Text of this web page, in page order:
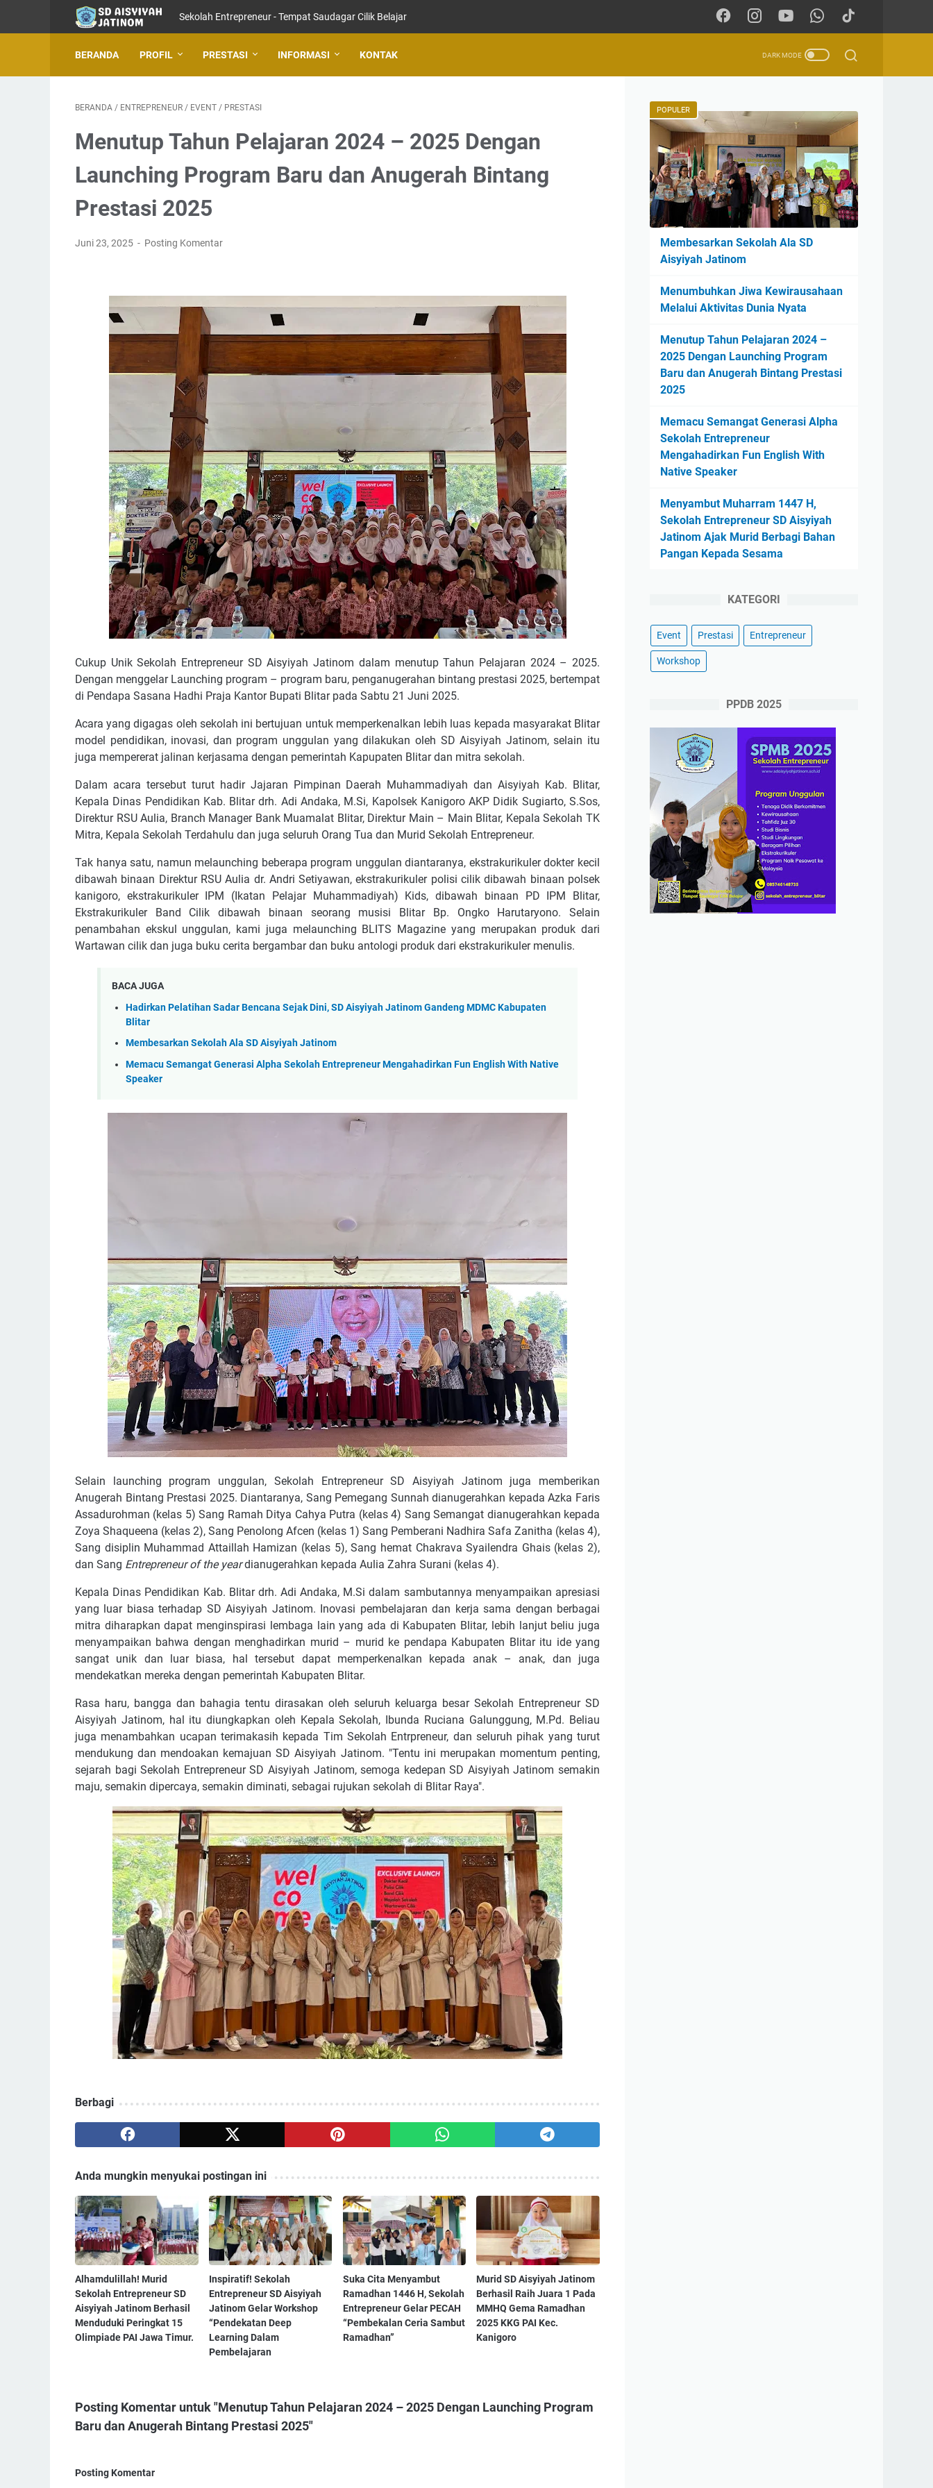
Sekolah Entrepreneur - Tempat Saudagar Cilik Belajar
BERANDA PROFIL PRESTASI INFORMASI KONTAK
BERANDA / ENTREPRENEUR / EVENT / PRESTASI
Menutup Tahun Pelajaran 2024 – 2025 Dengan
Launching Program Baru dan Anugerah Bintang
Prestasi 2025
Juni 23, 2025 Posting Komentar
Cukup Unik Sekolah Entrepreneur SD Aisyiyah Jatinom dalam menutup Tahun Pelajaran 2024 – 2025.
Dengan menggelar Launching program – program baru, penganugerahan bintang prestasi 2025, bertempat
di Pendapa Sasana Hadhi Praja Kantor Bupati Blitar pada Sabtu 21 Juni 2025.
Acara yang digagas oleh sekolah ini bertujuan untuk memperkenalkan lebih luas kepada masyarakat Blitar
model pendidikan, inovasi, dan program unggulan yang dilakukan oleh SD Aisyiyah Jatinom, selain itu
juga mempererat jalinan kerjasama dengan pemerintah Kapupaten Blitar dan mitra sekolah.
Dalam acara tersebut turut hadir Jajaran Pimpinan Daerah Muhammadiyah dan Aisyiyah Kab. Blitar,
Kepala Dinas Pendidikan Kab. Blitar drh. Adi Andaka, M.Si, Kapolsek Kanigoro AKP Didik Sugiarto, S.Sos,
Direktur RSU Aulia, Branch Manager Bank Muamalat Blitar, Direktur Main – Main Blitar, Kepala Sekolah TK
Mitra, Kepala Sekolah Terdahulu dan juga seluruh Orang Tua dan Murid Sekolah Entrepreneur.
Tak hanya satu, namun melaunching beberapa program unggulan diantaranya, ekstrakurikuler dokter kecil
dibawah binaan Direktur RSU Aulia dr. Andri Setiyawan, ekstrakurikuler polisi cilik dibawah binaan polsek
kanigoro, ekstrakurikuler IPM (Ikatan Pelajar Muhammadiyah) Kids, dibawah binaan PD IPM Blitar,
Ekstrakurikuler Band Cilik dibawah binaan seorang musisi Blitar Bp. Ongko Harutaryono. Selain
penambahan ekskul unggulan, kami juga melaunching BLITS Magazine yang merupakan produk dari
Wartawan cilik dan juga buku cerita bergambar dan buku antologi produk dari ekstrakurikuler menulis.
BACA JUGA
Hadirkan Pelatihan Sadar Bencana Sejak Dini, SD Aisyiyah Jatinom Gandeng MDMC Kabupaten
Blitar
Membesarkan Sekolah Ala SD Aisyiyah Jatinom
Memacu Semangat Generasi Alpha Sekolah Entrepreneur Mengahadirkan Fun English With Native
Speaker
Selain launching program unggulan, Sekolah Entrepreneur SD Aisyiyah Jatinom juga memberikan
Anugerah Bintang Prestasi 2025. Diantaranya, Sang Pemegang Sunnah dianugerahkan kepada Azka Faris
Assadurohman (kelas 5) Sang Ramah Ditya Cahya Putra (kelas 4) Sang Semangat dianugerahkan kepada
Zoya Shaqueena (kelas 2), Sang Penolong Afcen (kelas 1) Sang Pemberani Nadhira Safa Zanitha (kelas 4),
Sang disiplin Muhammad Attaillah Hamizan (kelas 5), Sang hemat Chakrava Syailendra Ghais (kelas 2),
dan Sang Entrepreneur of the yeardianugerahkan kepada Aulia Zahra Surani (kelas 4).
Kepala Dinas Pendidikan Kab. Blitar drh. Adi Andaka, M.Si dalam sambutannya menyampaikan apresiasi
yang luar biasa terhadap SD Aisyiyah Jatinom. Inovasi pembelajaran dan kerja sama dengan berbagai
mitra diharapkan dapat menginspirasi lembaga lain yang ada di Kabupaten Blitar, lebih lanjut beliu juga
menyampaikan bahwa dengan menghadirkan murid – murid ke pendapa Kabupaten Blitar itu ide yang
sangat unik dan luar biasa, hal tersebut dapat memperkenalkan kepada anak – anak, dan juga
mendekatkan mereka dengan pemerintah Kabupaten Blitar.
Rasa haru, bangga dan bahagia tentu dirasakan oleh seluruh keluarga besar Sekolah Entrepreneur SD
Aisyiyah Jatinom, hal itu diungkapkan oleh Kepala Sekolah, Ibunda Ruciana Galunggung, M.Pd. Beliau
juga menambahkan ucapan terimakasih kepada Tim Sekolah Entrpreneur, dan seluruh pihak yang turut
mendukung dan mendoakan kemajuan SD Aisyiyah Jatinom. "Tentu ini merupakan momentum penting,
sejarah bagi Sekolah Entrepreneur SD Aisyiyah Jatinom, semoga kedepan SD Aisyiyah Jatinom semakin
maju, semakin dipercaya, semakin diminati, sebagai rujukan sekolah di Blitar Raya".
Berbagi
Anda mungkin menyukai postingan ini
Alhamdulillah! Murid
Sekolah Entrepreneur SD
Aisyiyah Jatinom Berhasil
Menduduki Peringkat 15
Olimpiade PAI Jawa Timur.
Inspiratif! Sekolah
Entrepreneur SD Aisyiyah
Jatinom Gelar Workshop
“Pendekatan Deep
Learning Dalam
Pembelajaran
Suka Cita Menyambut
Ramadhan 1446 H, Sekolah
Entrepreneur Gelar PECAH
“Pembekalan Ceria Sambut
Ramadhan”
Murid SD Aisyiyah Jatinom
Berhasil Raih Juara 1 Pada
MMHQ Gema Ramadhan
2025 KKG PAI Kec.
Kanigoro
Posting Komentar untuk "Menutup Tahun Pelajaran 2024 – 2025 Dengan Launching Program
Baru dan Anugerah Bintang Prestasi 2025"
Posting Komentar
POPULER
Membesarkan Sekolah Ala SD
Aisyiyah Jatinom
Menumbuhkan Jiwa Kewirausahaan
Melalui Aktivitas Dunia Nyata
Menutup Tahun Pelajaran 2024 –
2025 Dengan Launching Program
Baru dan Anugerah Bintang Prestasi
2025
Memacu Semangat Generasi Alpha
Sekolah Entrepreneur
Mengahadirkan Fun English With
Native Speaker
Menyambut Muharram 1447 H,
Sekolah Entrepreneur SD Aisyiyah
Jatinom Ajak Murid Berbagi Bahan
Pangan Kepada Sesama
KATEGORI
Event Prestasi Entrepreneur
Workshop
PPDB 2025